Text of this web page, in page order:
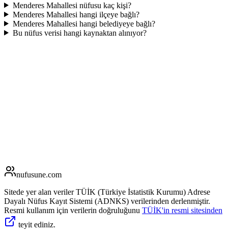
Menderes Mahallesi nüfusu kaç kişi?
Menderes Mahallesi hangi ilçeye bağlı?
Menderes Mahallesi hangi belediyeye bağlı?
Bu nüfus verisi hangi kaynaktan alınıyor?
nufusune.com
Sitede yer alan veriler TÜİK (Türkiye İstatistik Kurumu) Adrese
Dayalı Nüfus Kayıt Sistemi (ADNKS) verilerinden derlenmiştir.
Resmi kullanım için verilerin doğruluğunu TÜİK'in resmi sitesinden
teyit ediniz.